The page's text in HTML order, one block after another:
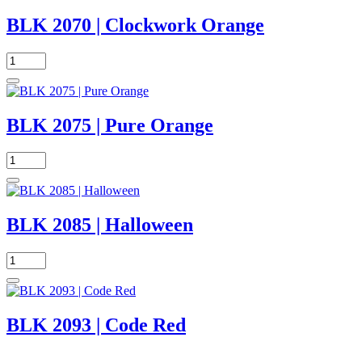
BLK 2070 | Clockwork Orange
BLK 2075 | Pure Orange
BLK 2085 | Halloween
BLK 2093 | Code Red